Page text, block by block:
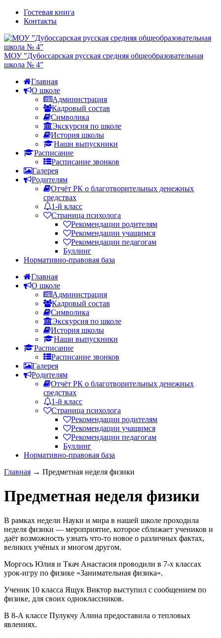
Гостевая книга
Контакты
МОУ ”Дубоссарская русская средняя общеобразовательная
школа № 4”
Главная
О школе
Администрация
Кадровый состав
Символика
Экскурсия по школе
История школы
Наши выпускники
Расписание
Расписание звонков
Галерея
Родителям
Отчёт РК о благотворительных денежных
средствах
1-й класс
Страница психолога
Рекомендации родителям
Рекомендации учащимся
Рекомендации педагогам
Буллинг
Нормативно-правовая база
Главная
О школе
Администрация
Кадровый состав
Символика
Экскурсия по школе
История школы
Наши выпускники
Расписание
Расписание звонков
Галерея
Родителям
Отчёт РК о благотворительных денежных
средствах
1-й класс
Страница психолога
Рекомендации родителям
Рекомендации учащимся
Рекомендации педагогам
Буллинг
Нормативно-правовая база
Главная → Предметная неделя физики
Предметная неделя физики
В рамках недели Науки и мира в нашей школе проходила
неделя физики — мероприятие, которое сближает учеников и
даёт возможность узнать что-то новое о различных фактах,
великих учёных и многом другом.
Моргось Юлия и Ткач Анастасия проводили в 7-х классах
урок-игру по физике «Занимательная физика».
Ученик 10 класса Ящук Виктор выступил с сообщением по
физике, для своих одноклассников.
В 8-А классе Пулукчу Алина предоставила о тепловых
явлениях.